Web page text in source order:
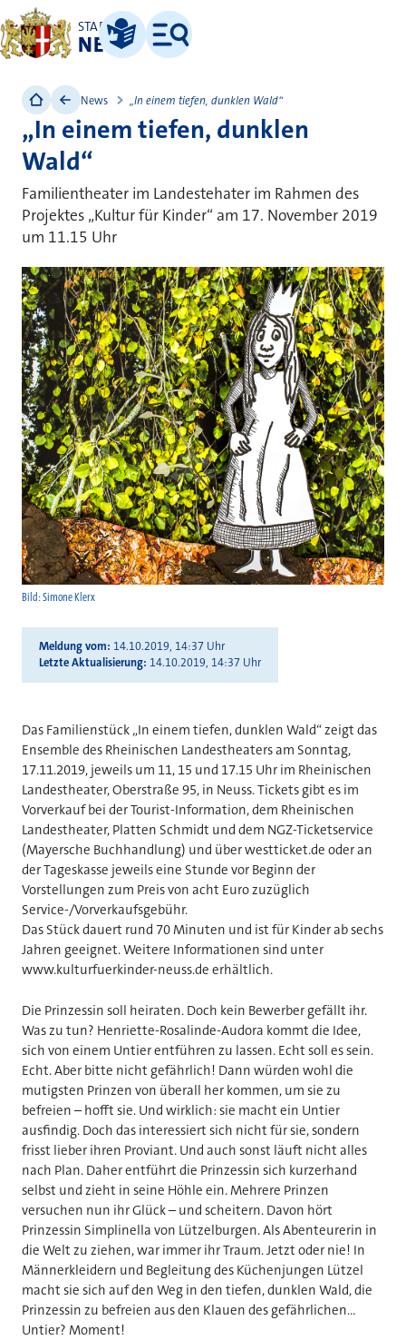
STADT
NEUSS
Leichte Sprache
Menü
Bild: Simone Klerx
News „In einem tiefen, dunklen Wald“
„In einem tiefen, dunklen
Wald“
Familientheater im Landestehater im Rahmen des
Projektes „Kultur für Kinder“ am 17. November 2019
um 11.15 Uhr
Meldung vom 14.10.2019, 14:37 Uhr
Letzte Aktualisierung 14.10.2019, 14:37 Uhr
Das Familienstück „In einem tiefen, dunklen Wald“ zeigt das
Ensemble des Rheinischen Landestheaters am Sonntag,
17.11.2019, jeweils um 11, 15 und 17.15 Uhr im Rheinischen
Landestheater, Oberstraße 95, in Neuss. Tickets gibt es im
Vorverkauf bei der Tourist-Information, dem Rheinischen
Landestheater, Platten Schmidt und dem NGZ-Ticketservice
(Mayersche Buchhandlung) und über westticket.de oder an
der Tageskasse jeweils eine Stunde vor Beginn der
Vorstellungen zum Preis von acht Euro zuzüglich
Service-/Vorverkaufsgebühr.
Das Stück dauert rund 70 Minuten und ist für Kinder ab sechs
Jahren geeignet. Weitere Informationen sind unter
www.kulturfuerkinder-neuss.de erhältlich.
Die Prinzessin soll heiraten. Doch kein Bewerber gefällt ihr.
Was zu tun? Henriette-Rosalinde-Audora kommt die Idee,
sich von einem Untier entführen zu lassen. Echt soll es sein.
Echt. Aber bitte nicht gefährlich! Dann würden wohl die
mutigsten Prinzen von überall her kommen, um sie zu
befreien – hofft sie. Und wirklich: sie macht ein Untier
ausfindig. Doch das interessiert sich nicht für sie, sondern
frisst lieber ihren Proviant. Und auch sonst läuft nicht alles
nach Plan. Daher entführt die Prinzessin sich kurzerhand
selbst und zieht in seine Höhle ein. Mehrere Prinzen
versuchen nun ihr Glück – und scheitern. Davon hört
Prinzessin Simplinella von Lützelburgen. Als Abenteurerin in
die Welt zu ziehen, war immer ihr Traum. Jetzt oder nie! In
Männerkleidern und Begleitung des Küchenjungen Lützel
macht sie sich auf den Weg in den tiefen, dunklen Wald, die
Prinzessin zu befreien aus den Klauen des gefährlichen...
Untier? Moment!